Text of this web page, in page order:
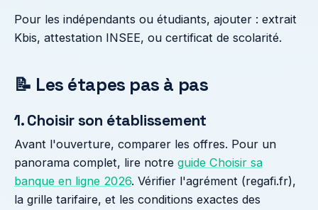
Pour les indépendants ou étudiants, ajouter : extrait
Kbis, attestation INSEE, ou certificat de scolarité.
📝 Les étapes pas à pas
1. Choisir son établissement
Avant l'ouverture, comparer les offres. Pour un
panorama complet, lire notre guide Choisir sa
banque en ligne 2026. Vérifier l'agrément (regafi.fr),
la grille tarifaire, et les conditions exactes des